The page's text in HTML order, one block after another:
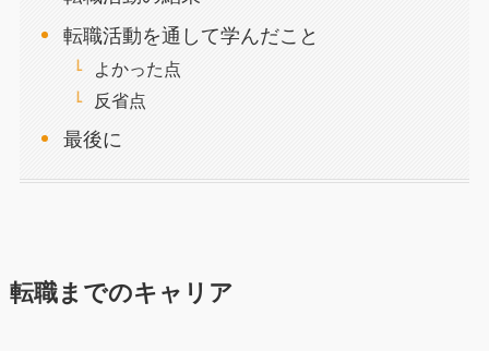
転職活動を通して学んだこと
よかった点
反省点
最後に
転職までのキャリア